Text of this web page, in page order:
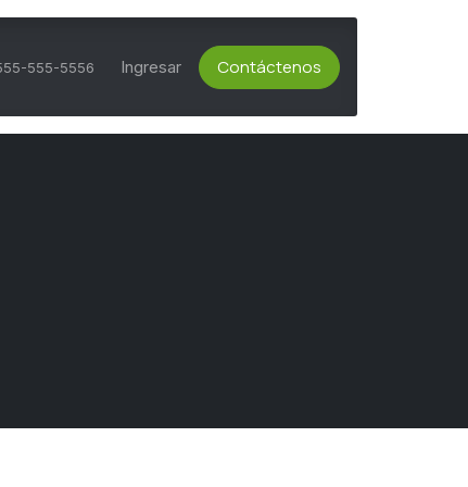
Asesoría Técnica Servicio al Cliente
555-5556 Ingresar Contáctenos